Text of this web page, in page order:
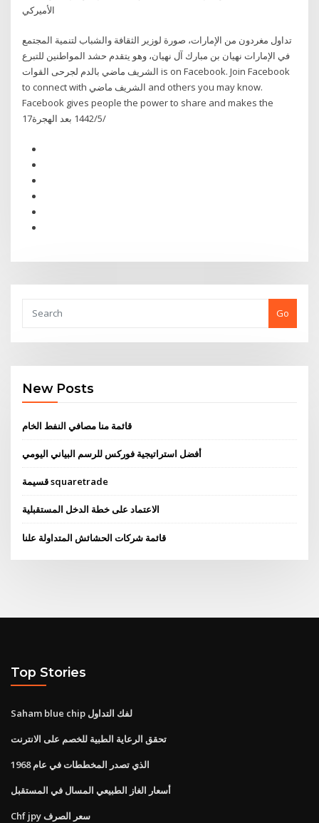
الأميركي
تداول مغردون من الإمارات، صورة لوزير الثقافة والشباب لتنمية المجتمع
في الإمارات نهيان بن مبارك آل نهيان، وهو يتقدم حشد المواطنين للتبرع
بالدم لجرحى القوات ‎الشريف ماضي‎ is on Facebook. Join Facebook
to connect with ‎الشريف ماضي‎ and others you may know.
Facebook gives people the power to share and makes the
17‏‏/5‏‏/1442 بعد الهجرة
Go
New Posts
قائمة منا مصافي النفط الخام
أفضل استراتيجية فوركس للرسم البياني اليومي
قسيمة squaretrade
الاعتماد على خطة الدخل المستقبلية
قائمة شركات الحشائش المتداولة علنا
Top Stories
Saham blue chip لفك التداول
تحقق الرعاية الطبية للخصم على الانترنت
الذي تصدر المخططات في عام 1968
أسعار الغاز الطبيعي المسال في المستقبل
Chf jpy سعر الصرف